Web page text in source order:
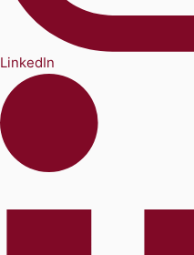
LinkedIn